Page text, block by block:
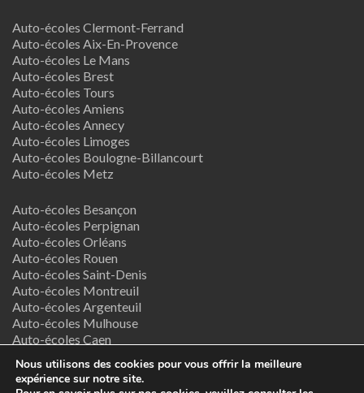
Auto-écoles Clermont-Ferrand
Auto-écoles Aix-En-Provence
Auto-écoles Le Mans
Auto-écoles Brest
Auto-écoles Tours
Auto-écoles Amiens
Auto-écoles Annecy
Auto-écoles Limoges
Auto-écoles Boulogne-Billancourt
Auto-écoles Metz
Auto-écoles Besançon
Auto-écoles Perpignan
Auto-écoles Orléans
Auto-écoles Rouen
Auto-écoles Saint-Denis
Auto-écoles Montreuil
Auto-écoles Argenteuil
Auto-écoles Mulhouse
Auto-écoles Caen
Termes & Conditions
Nous utilisons des cookies pour vous offrir la meilleure
expérience sur notre site.